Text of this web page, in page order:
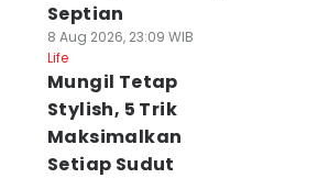
Septian
8 Aug 2026, 23:09 WIB
Life
Mungil Tetap
Stylish, 5 Trik
Maksimalkan
Setiap Sudut